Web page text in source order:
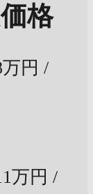
格
万円 /
万円 /